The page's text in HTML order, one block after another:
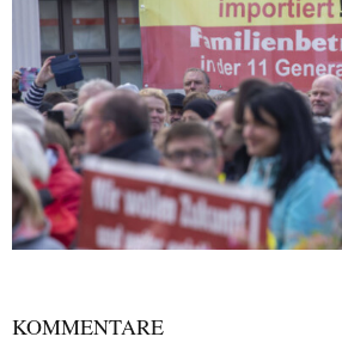
KOMMENTARE